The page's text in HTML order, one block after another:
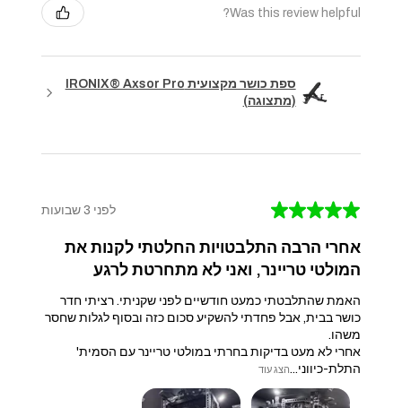
Was this review helpful?
ספת כושר מקצועית IRONIX® Axsor Pro
(מתצוגה)
★
★
★
★
★ לפני 3 שבועות
אחרי הרבה התלבטויות החלטתי לקנות את
המולטי טריינר, ואני לא מתחרטת לרגע
האמת שהתלבטתי כמעט חודשיים לפני שקניתי. רציתי חדר
כושר בבית, אבל פחדתי להשקיע סכום כזה ובסוף לגלות שחסר
משהו.
אחרי לא מעט בדיקות בחרתי במולטי טריינר עם הסמית'
התלת-כיווני...הצג עוד